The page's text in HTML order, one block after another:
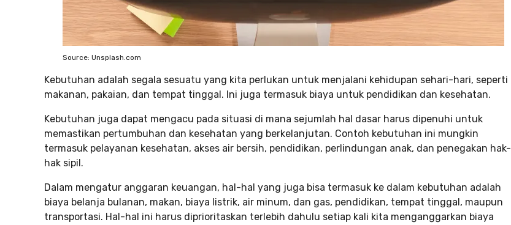
Source: Unsplash.com
Kebutuhan adalah segala sesuatu yang kita perlukan untuk menjalani kehidupan sehari-hari, seperti
makanan, pakaian, dan tempat tinggal. Ini juga termasuk biaya untuk pendidikan dan kesehatan.
Kebutuhan juga dapat mengacu pada situasi di mana sejumlah hal dasar harus dipenuhi untuk
memastikan pertumbuhan dan kesehatan yang berkelanjutan. Contoh kebutuhan ini mungkin
termasuk pelayanan kesehatan, akses air bersih, pendidikan, perlindungan anak, dan penegakan hak-
hak sipil.
Dalam mengatur anggaran keuangan, hal-hal yang juga bisa termasuk ke dalam kebutuhan adalah
biaya belanja bulanan, makan, biaya listrik, air minum, dan gas, pendidikan, tempat tinggal, maupun
transportasi. Hal-hal ini harus diprioritaskan terlebih dahulu setiap kali kita menganggarkan biaya